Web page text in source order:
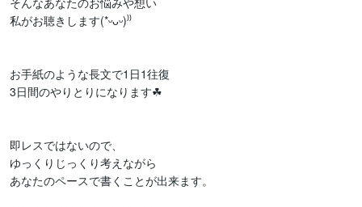
私がお聴きします(*ᵕᴗᵕ)⁾⁾
お手紙のような長文で1日1往復
3日間のやりとりになります☘
即レスではないので、
ゆっくりじっくり考えながら
あなたのペースで書くことが出来ます。